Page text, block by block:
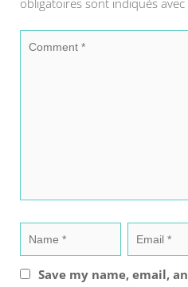
obligatoires sont indiqués avec
Save my name, email,